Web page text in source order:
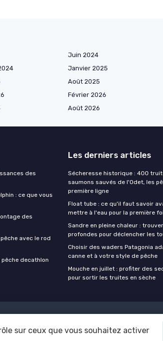
Juin 2024
Janvier 2025
Août 2025
Février 2026
Août 2026
des
: ce que vous
des
avec le rod
pêche decathlon
Les derniers articles
Sécheresse historique : 400
saumons sauvés de l'Odet, les
première ligne
Float tube : ce qu'il faut savoir
mettre à l'eau pour la première
Sandre en pleine chaleur :
profondes pour déclencher les
Choisir des waders Patagonia
canne et à votre style de pêche
Mouche en juillet : profiter des
pour sortir les truites en sèche
© Canne à peche 2026
sur ceux que vous souhaitez activer